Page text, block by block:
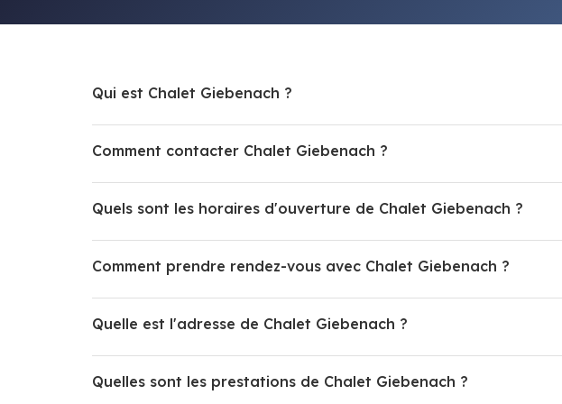
Qui est Chalet Giebenach ?
Comment contacter Chalet Giebenach ?
Quels sont les horaires d'ouverture de Chalet Giebenach ?
Comment prendre rendez-vous avec Chalet Giebenach ?
Quelle est l'adresse de Chalet Giebenach ?
Quelles sont les prestations de Chalet Giebenach ?